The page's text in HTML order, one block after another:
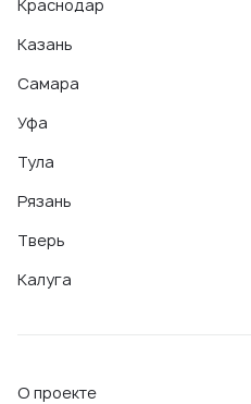
Краснодар
Казань
Самара
Уфа
Тула
Рязань
Тверь
Калуга
О проекте